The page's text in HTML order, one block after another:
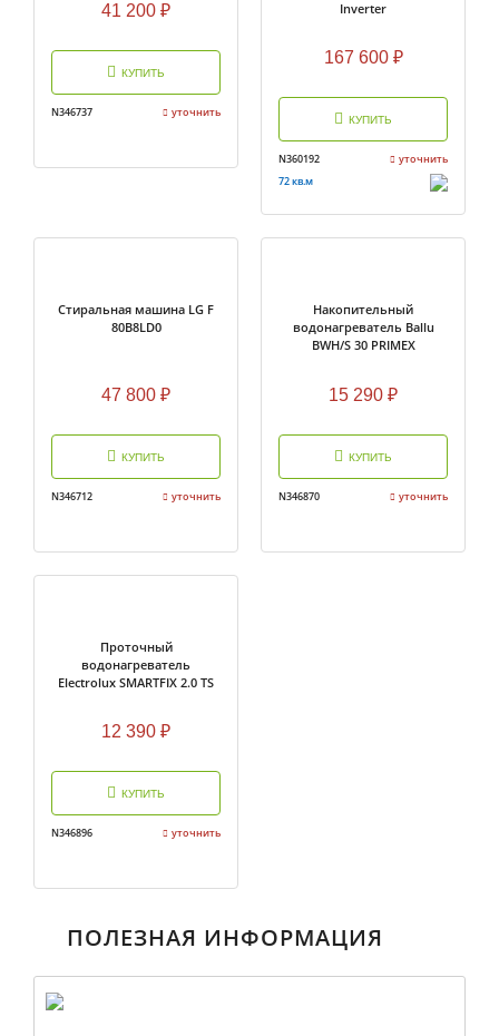
41 200 ₽
КУПИТЬ
N346737 уточнить
Inverter
167 600₽
КУПИТЬ
N360192
уточнить
72 кв.м
Стиральная машина LG F
80B8LD0
47 800 ₽
КУПИТЬ
N346712 уточнить
Накопительный
водонагреватель Ballu
BWH/S 30 PRIMEX
15 290 ₽
КУПИТЬ
N346870 уточнить
Проточный
водонагреватель
Electrolux SMARTFIX 2.0 TS
12 390 ₽
КУПИТЬ
N346896 уточнить
ПОЛЕЗНАЯ ИНФОРМАЦИЯ